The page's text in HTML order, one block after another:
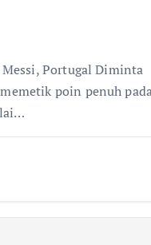
Portugal Diminta
poin penuh